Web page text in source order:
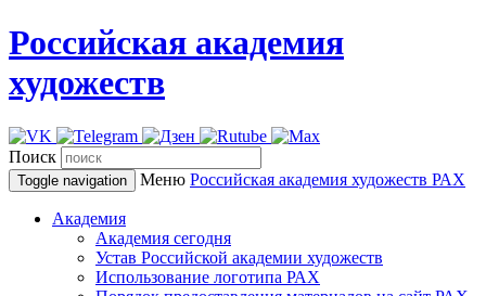
Российская академия
художеств
Поиск
Toggle navigation Меню Российская академия художеств РАХ
Академия
Академия сегодня
Устав Российской академии художеств
Использование логотипа РАХ